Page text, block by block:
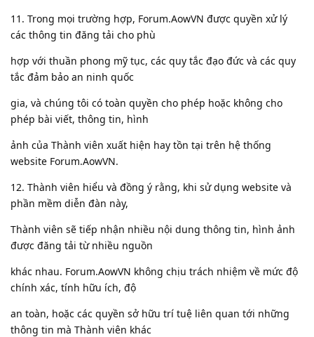
11. Trong mọi trường hợp, Forum.AowVN được quyền xử lý
các thông tin đăng tải cho phù
hợp với thuần phong mỹ tục, các quy tắc đạo đức và các quy
tắc đảm bảo an ninh quốc
gia, và chúng tôi có toàn quyền cho phép hoặc không cho
phép bài viết, thông tin, hình
ảnh của Thành viên xuất hiện hay tồn tại trên hệ thống
website Forum.AowVN.
12. Thành viên hiểu và đồng ý rằng, khi sử dụng website và
phần mềm diễn đàn này,
Thành viên sẽ tiếp nhận nhiều nội dung thông tin, hình ảnh
được đăng tải từ nhiều nguồn
khác nhau. Forum.AowVN không chịu trách nhiệm về mức độ
chính xác, tính hữu ích, độ
an toàn, hoặc các quyền sở hữu trí tuệ liên quan tới những
thông tin mà Thành viên khác